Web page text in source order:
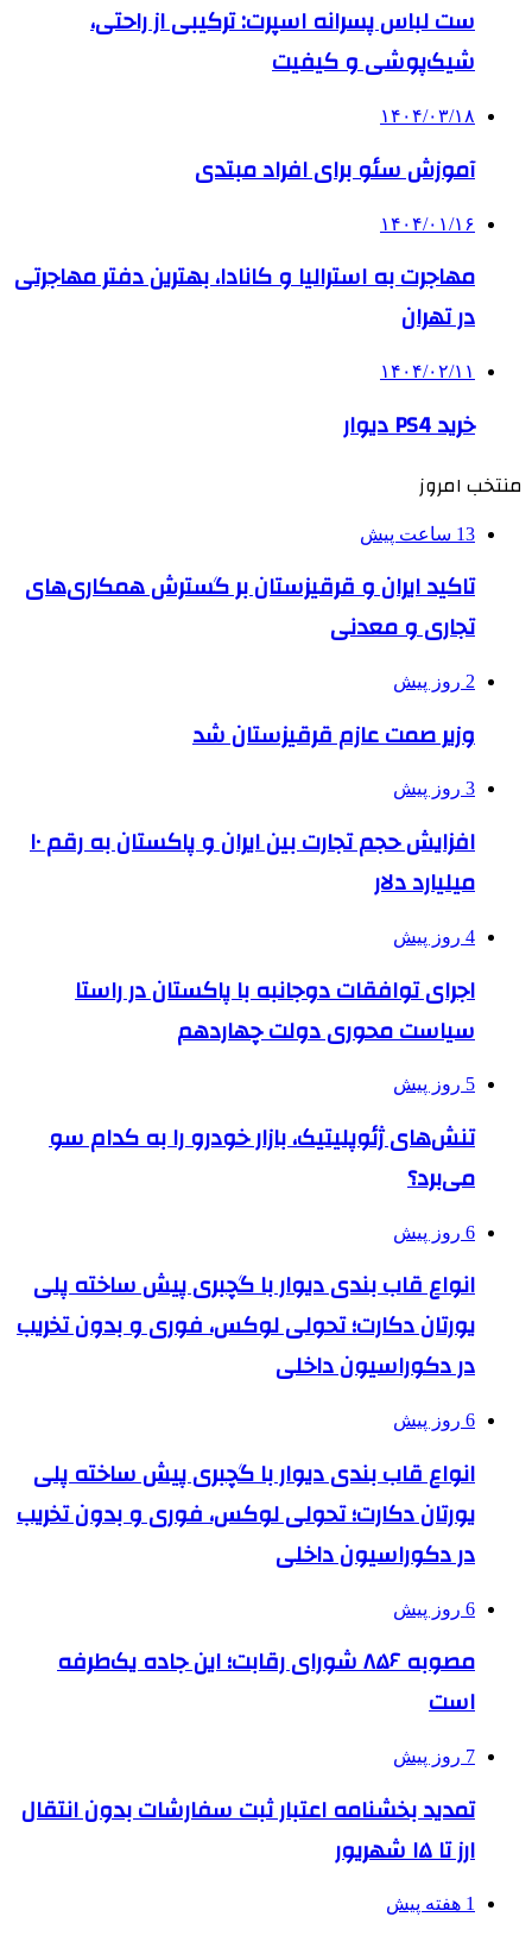
ست لباس پسرانه اسپرت: ترکیبی از راحتی،
شیک‌پوشی و کیفیت
۱۴۰۴/۰۳/۱۸
آموزش سئو برای افراد مبتدی
۱۴۰۴/۰۱/۱۶
مهاجرت به استرالیا و کانادا، بهترین دفتر مهاجرتی
در تهران
۱۴۰۴/۰۲/۱۱
خرید PS4 دیوار
منتخب امروز
13 ساعت پیش
تاکید ایران و قرقیزستان بر گسترش همکاری‌های
تجاری و معدنی
2 روز پیش
وزیر صمت عازم قرقیزستان شد
3 روز پیش
افزایش حجم تجارت بین ایران و پاکستان به رقم ۱۰
میلیارد دلار
4 روز پیش
اجرای توافقات دوجانبه با پاکستان در راستا
سیاست محوری دولت چهاردهم
5 روز پیش
تنش‌های ژئوپلیتیک، بازار خودرو را به کدام سو
می‌برد؟
6 روز پیش
انواع قاب بندی دیوار با گچبری پیش ساخته پلی
یورتان دکارت؛ تحولی لوکس، فوری و بدون تخریب
در دکوراسیون داخلی
6 روز پیش
انواع قاب بندی دیوار با گچبری پیش ساخته پلی
یورتان دکارت؛ تحولی لوکس، فوری و بدون تخریب
در دکوراسیون داخلی
6 روز پیش
مصوبه ۸۵۶ شورای رقابت؛ این جاده یک‌طرفه
است
7 روز پیش
تمدید بخشنامه اعتبار ثبت سفارشات بدون انتقال
ارز تا ۱۵ شهریور
1 هفته پیش